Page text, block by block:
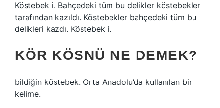
Köstebek i. Bahçedeki tüm bu delikler köstebekler
tarafından kazıldı. Köstebekler bahçedeki tüm bu
delikleri kazdı. Köstebek i.
KÖR KÖSNÜ NE DEMEK?
bildiğin köstebek. Orta Anadolu’da kullanılan bir
kelime.